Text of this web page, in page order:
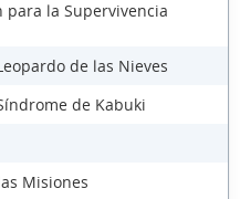
para la Supervivencia
de las Nieves
de Kabuki
Misiones